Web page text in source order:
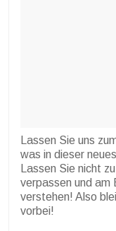
Lassen Sie uns
was in dieser
Lassen Sie nicht
verpassen und am
verstehen! Also
vorbei!